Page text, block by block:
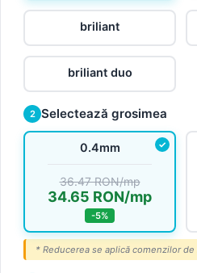
briliant
briliant duo
2 Selectează grosimea
0.4mm
36.47 RON/mp
34.65 RON/mp
-5%
* Reducerea se aplică comenzilor